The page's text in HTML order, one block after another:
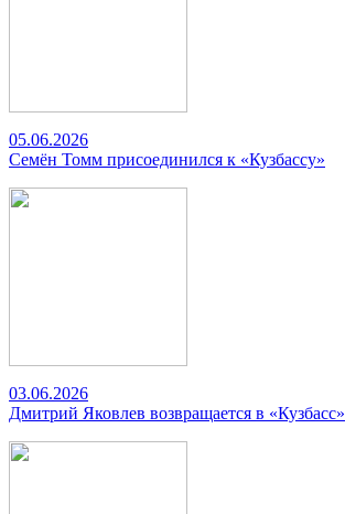
05.06.2026
Семён Томм присоединился к «Кузбассу»
03.06.2026
Дмитрий Яковлев возвращается в «Кузбасс»